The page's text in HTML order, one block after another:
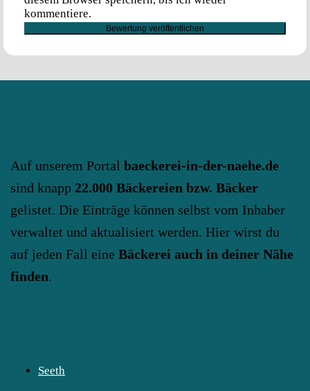
kommentiere.
Auf unserem Portal baeckerei-in-der-naehe.de
sind knapp 22.000 Bäckereien bzw. Bäcker
gelistet. Die Einträge können selbst vom Inhaber
verwaltet und aktualisiert werden. Hier wirst du
auf jeden Fall eine Bäckerei auch in deiner Nähe
finden.
Seeth